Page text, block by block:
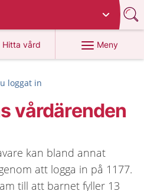
Hitta vård
på 1177.se
Meny
loggat in
vårdärenden
kan bland annat
att logga in på 1177.
till att barnet fyller 13